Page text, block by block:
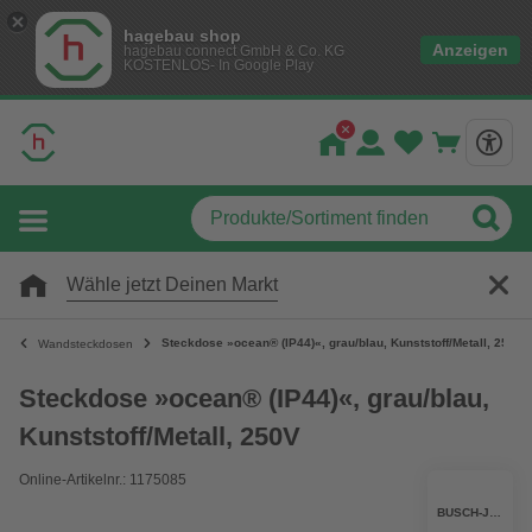
hagebau shop
hagebau connect GmbH & Co. KG
KOSTENLOS- In Google Play
Anzeigen
Wähle jetzt Deinen Markt
Wandsteckdosen Steckdose »ocean® (IP44)«, grau/blau, Kunststoff/Metall, 250V
Steckdose »ocean® (IP44)«, grau/blau,
Kunststoff/Metall, 250V
Online-Artikelnr.: 1175085